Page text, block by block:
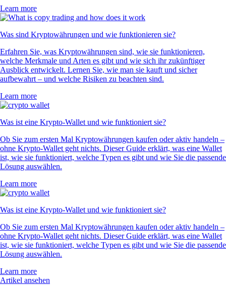
Learn more
Was sind Kryptowährungen und wie funktionieren sie?
Erfahren Sie, was Kryptowährungen sind, wie sie funktionieren,
welche Merkmale und Arten es gibt und wie sich ihr zukünftiger
Ausblick entwickelt. Lernen Sie, wie man sie kauft und sicher
aufbewahrt – und welche Risiken zu beachten sind.
Learn more
Was ist eine Krypto-Wallet und wie funktioniert sie?
Ob Sie zum ersten Mal Kryptowährungen kaufen oder aktiv handeln –
ohne Krypto-Wallet geht nichts. Dieser Guide erklärt, was eine Wallet
ist, wie sie funktioniert, welche Typen es gibt und wie Sie die passende
Lösung auswählen.
Learn more
Was ist eine Krypto-Wallet und wie funktioniert sie?
Ob Sie zum ersten Mal Kryptowährungen kaufen oder aktiv handeln –
ohne Krypto-Wallet geht nichts. Dieser Guide erklärt, was eine Wallet
ist, wie sie funktioniert, welche Typen es gibt und wie Sie die passende
Lösung auswählen.
Learn more
Artikel ansehen